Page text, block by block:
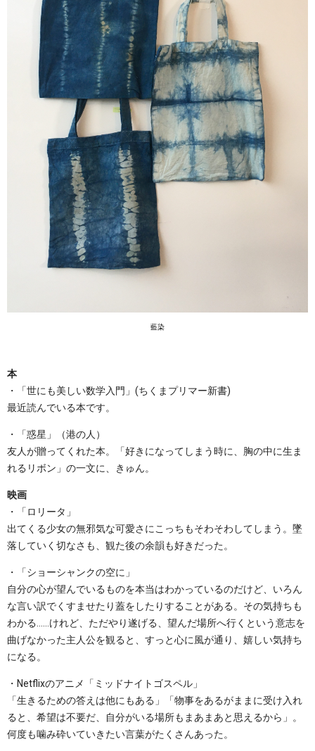
藍染
本
・「世にも美しい数学入門」(ちくまプリマー新書)
最近読んでいる本です。
・「惑星」（港の人）
友人が贈ってくれた本。「好きになってしまう時に、胸の中に生ま
れるリボン」の一文に、きゅん。
映画
・「ロリータ」
出てくる少女の無邪気な可愛さにこっちもそわそわしてしまう。墜
落していく切なさも、観た後の余韻も好きだった。
・「ショーシャンクの空に」
自分の心が望んでいるものを本当はわかっているのだけど、いろん
な言い訳でくすませたり蓋をしたりすることがある。その気持ちも
わかる……けれど、ただやり遂げる、望んだ場所へ行くという意志を
曲げなかった主人公を観ると、すっと心に風が通り、嬉しい気持ち
になる。
・Netflixのアニメ「ミッドナイトゴスペル」
「生きるための答えは他にもある」「物事をあるがままに受け入れ
ると、希望は不要だ、自分がいる場所もまあまあと思えるから」。
何度も噛み砕いていきたい言葉がたくさんあった。